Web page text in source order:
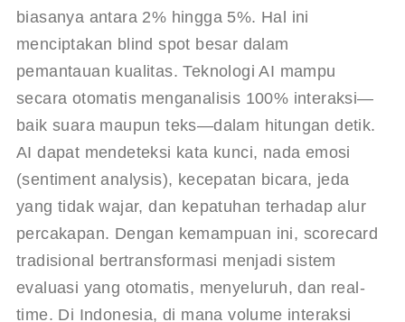
biasanya antara 2% hingga 5%. Hal ini
menciptakan blind spot besar dalam
pemantauan kualitas. Teknologi AI mampu
secara otomatis menganalisis 100% interaksi—
baik suara maupun teks—dalam hitungan detik.
AI dapat mendeteksi kata kunci, nada emosi
(sentiment analysis), kecepatan bicara, jeda
yang tidak wajar, dan kepatuhan terhadap alur
percakapan. Dengan kemampuan ini, scorecard
tradisional bertransformasi menjadi sistem
evaluasi yang otomatis, menyeluruh, dan real-
time. Di Indonesia, di mana volume interaksi